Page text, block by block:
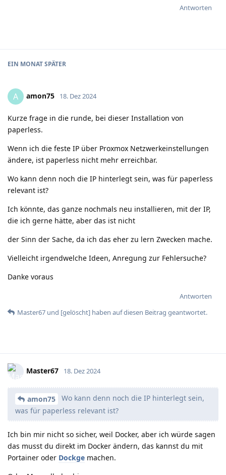
Antworten
EIN MONATSPÄTER
A amon75 18. Dez 2024
Kurze frage in die runde, bei dieser Installation von
paperless.
Wenn ich die feste IP über Proxmox Netzwerkeinstellungen
ändere, ist paperless nicht mehr erreichbar.
Wo kann denn noch die IP hinterlegt sein, was für paperless
relevant ist?
Ich könnte, das ganze nochmals neu installieren, mit der IP,
die ich gerne hätte, aber das ist nicht
der Sinn der Sache, da ich das eher zu lern Zwecken mache.
Vielleicht irgendwelche Ideen, Anregung zur Fehlersuche?
Danke voraus
Antworten
Master67 und [gelöscht] haben auf diesen Beitrag geantwortet.
Master67 18. Dez 2024
amon75
Wo kann denn noch die IP hinterlegt sein,
was für paperless relevant ist?
Ich bin mir nicht so sicher, weil Docker, aber ich würde sagen
das musst du direkt im Docker ändern, das kannst du mit
Portainer oder Dockge machen.